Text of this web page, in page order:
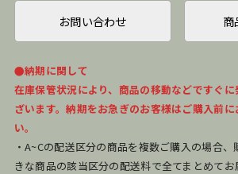
お問い合わせ 商
●納期に関して
在庫保管状況により、商品の移動などですぐ
ざいます。納期をお急ぎのお客様はご購入前
い。
・A~Cの配送区分の商品を複数ご購入の場合
きな商品の該当区分の配送料で全てまとめてお